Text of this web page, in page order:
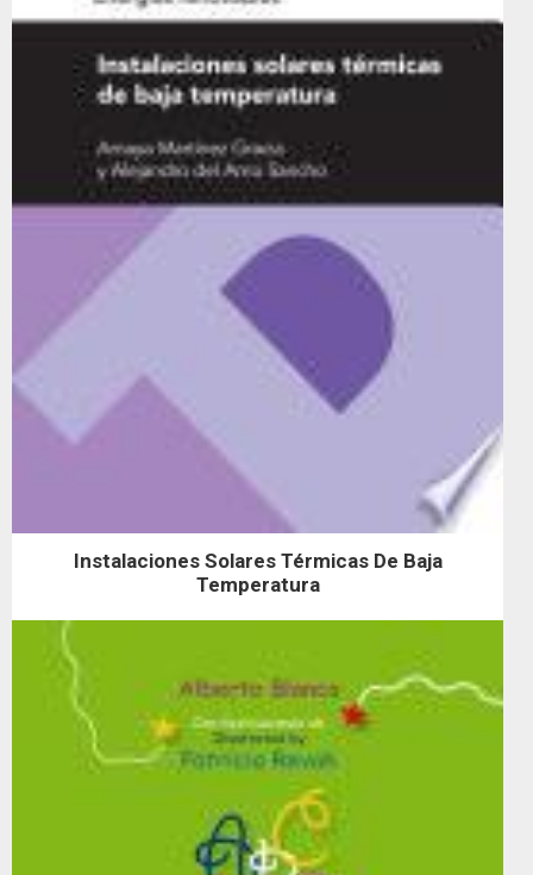
Instalaciones Solares Térmicas De Baja
Temperatura